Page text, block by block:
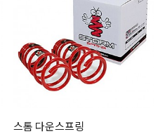
스톰 다운스프링